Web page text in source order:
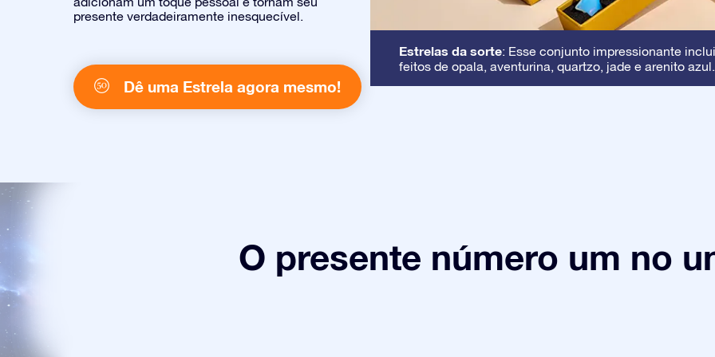
presente verdadeiramente inesquecível.
Dê uma Estrela agora mesmo!
Estrelas da sorte: Esse conjunto impressionante
feitos de opala, aventurina, quartzo, jade e arenito azul.
O presente número um no